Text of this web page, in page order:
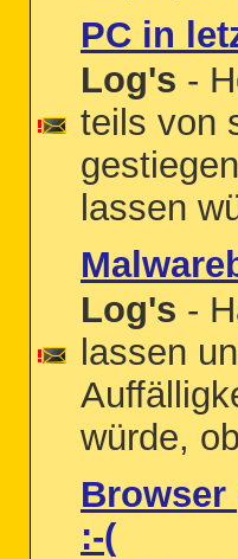
PC in
Log's -
teils von
lassen
Log's -
lassen
würde,
Browser
:-(